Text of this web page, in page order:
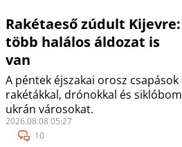
Rakétaeső zúdult Kijevre:
több halálos áldozat is
van
A péntek éjszakai orosz
rakétákkal, drónokkal és
ukrán városokat.
2026.08.08 05:27
10